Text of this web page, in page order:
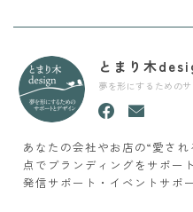
とまり木
夢を形にするための
あなたの会社やお店の“愛さ
点でブランディングをサポー
発信サポート・イベントサポ